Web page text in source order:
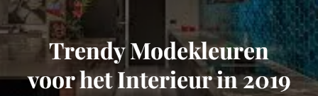
Trendy Modekleuren
voor het Interieur in 2019